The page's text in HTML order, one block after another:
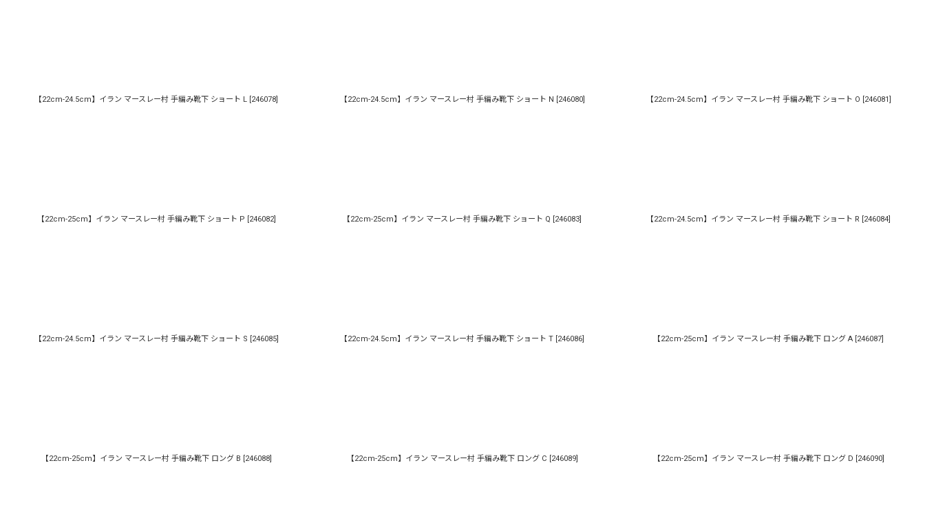
【22cm-24.5cm】イラン マースレー村 手編み靴下 ショート L [246078] 【22cm-24.5cm】イラン マースレー村 手編み靴下 ショート N [246080] 【22cm-24.5cm】イラン マースレー村 手編み靴下 ショート O [246081]
【22cm-25cm】イラン マースレー村 手編み靴下 ショート P [246082] 【22cm-25cm】イラン マースレー村 手編み靴下 ショート Q [246083] 【22cm-24.5cm】イラン マースレー村 手編み靴下 ショート R [246084]
【22cm-24.5cm】イラン マースレー村 手編み靴下 ショート S [246085] 【22cm-24.5cm】イラン マースレー村 手編み靴下 ショート T [246086] 【22cm-25cm】イラン マースレー村 手編み靴下 ロング A [246087]
【22cm-25cm】イラン マースレー村 手編み靴下 ロング B [246088] 【22cm-25cm】イラン マースレー村 手編み靴下 ロング C [246089] 【22cm-25cm】イラン マースレー村 手編み靴下 ロング D [246090]